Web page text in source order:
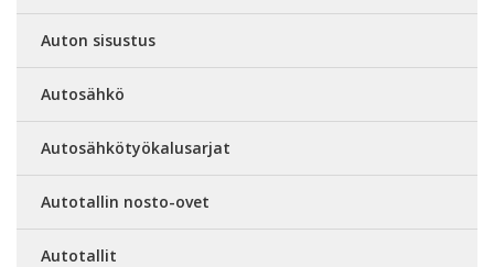
Auton sisustus
Autosähkö
Autosähkötyökalusarjat
Autotallin nosto-ovet
Autotallit